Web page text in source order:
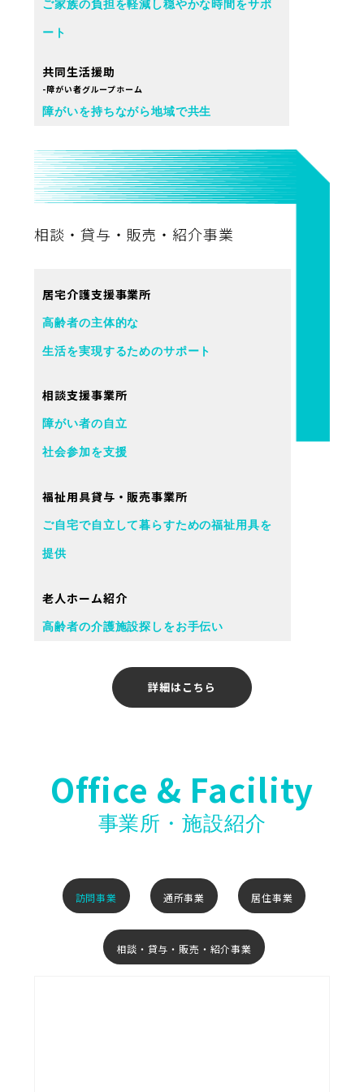
ご家族の負担を軽減し穏やかな時間をサポ
ート
共同生活援助
-障がい者グループホーム
障がいを持ちながら地域で共生
相談・貸与・販売・紹介事業
居宅介護支援事業所
高齢者の主体的な
生活を実現するためのサポート
相談支援事業所
障がい者の自立
社会参加を支援
福祉用具貸与・販売事業所
ご自宅で自立して暮らすための福祉用具を
提供
老人ホーム紹介
高齢者の介護施設探しをお手伝い
詳細はこちら
Office & Facility
事業所・施設紹介
訪問事業 通所事業 居住事業
相談・貸与・販売・紹介事業